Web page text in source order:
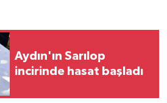
Aydın'ın Sarılop
incirinde hasat başladı